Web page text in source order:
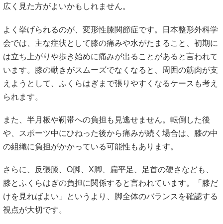
広く見た方がよいかもしれません。
よく挙げられるのが、変形性膝関節症です。日本整形外科学
会では、主な症状として膝の痛みや水がたまること、初期に
は立ち上がりや歩き始めに痛みが出ることがあると言われて
います。膝の動きがスムーズでなくなると、周囲の筋肉が支
えようとして、ふくらはぎまで張りやすくなるケースも考え
られます。
また、半月板や靭帯への負担も見逃せません。転倒した後
や、スポーツ中にひねった後から痛みが続く場合は、膝の中
の組織に負担がかかっている可能性もあります。
さらに、反張膝、O脚、X脚、扁平足、足首の硬さなども、
膝とふくらはぎの負担に関係すると言われています。「膝だ
けを見ればよい」というより、脚全体のバランスを確認する
視点が大切です。